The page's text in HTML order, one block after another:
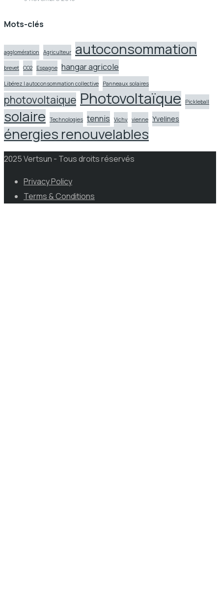
Mots-clés
agglomération Agriculteur autoconsommation
brevet CO2 Espagne hangar agricole
Libérez l autoconsommation collective Panneaux solaires
photovoltaique Photovoltaïque Pickleball
solaire Technologies tennis Vichy vienne Yvelines
énergies renouvelables
2025 Vertsun - Tous droits réservés
Privacy Policy
Terms & Conditions